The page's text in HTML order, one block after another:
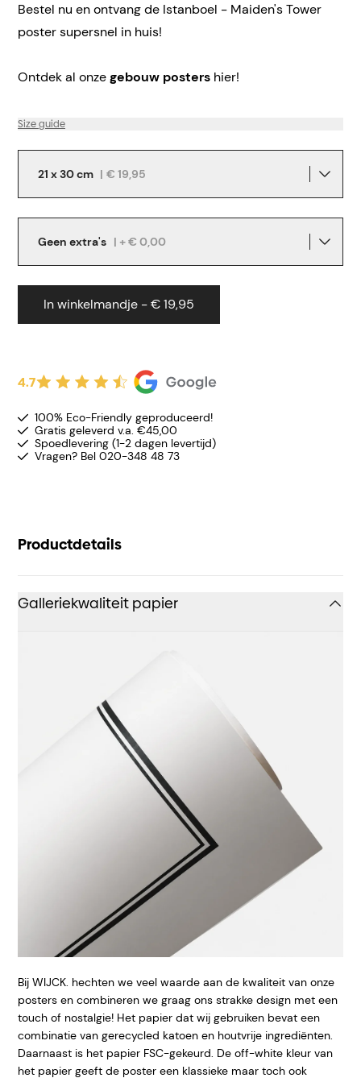
Bestel nu en ontvang de Istanboel - Maiden's Tower
poster supersnel in huis!
Ontdek al onzegebouw posters hier!
Size guide
21 x 30 cm | € 19,95
Geen extra's | + € 0,00
In winkelmandje - € 19,95
4.7
100% Eco-Friendly geproduceerd!
Gratis geleverd v.a. €45,00
Spoedlevering (1-2 dagen levertijd)
Vragen? Bel 020-348 48 73
Productdetails
Galleriekwaliteit papier
Bij WIJCK. hechten we veel waarde aan de kwaliteit van onze
posters en combineren we graag ons strakke design met een
touch of nostalgie! Het papier dat wij gebruiken bevat een
combinatie van gerecycled katoen en houtvrije ingrediënten.
Daarnaast is het papier FSC-gekeurd. De off-white kleur van
het papier geeft de poster een klassieke maar toch ook